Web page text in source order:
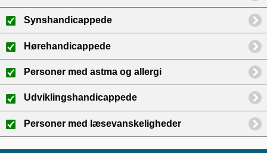
Synshandicappede
Hørehandicappede
Personer med astma og allergi
Udviklingshandicappede
Personer med læsevanskeligheder